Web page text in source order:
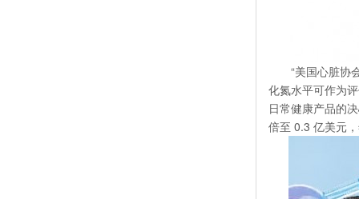
“美国心脏协
化氮水平可作为
日常健康产品的
倍至 0.3 亿美元